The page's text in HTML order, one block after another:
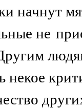
начнут
не
некое